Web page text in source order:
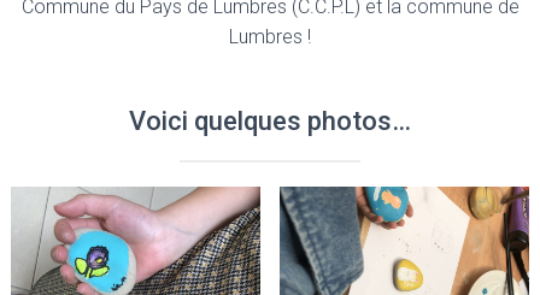
Commune du Pays de Lumbres (C.C.P.L) et la commune de
Lumbres !
Voici quelques photos…